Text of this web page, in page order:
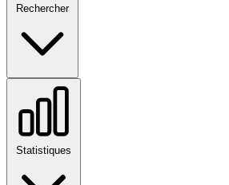
Rechercher
Statistiques